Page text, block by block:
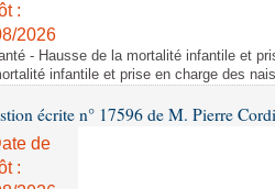
:
2026
- Hausse de la mortalité infantile et
infantile et prise en charge des
écrite n° 17596 de M. Pierre
de
: